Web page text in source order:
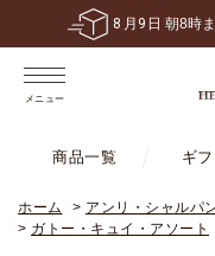
8 月 9 日 朝8時
メニュー
商品一覧 ギフ
ホーム > アンリ・シャルパ
> ガトー・キュイ・アソート